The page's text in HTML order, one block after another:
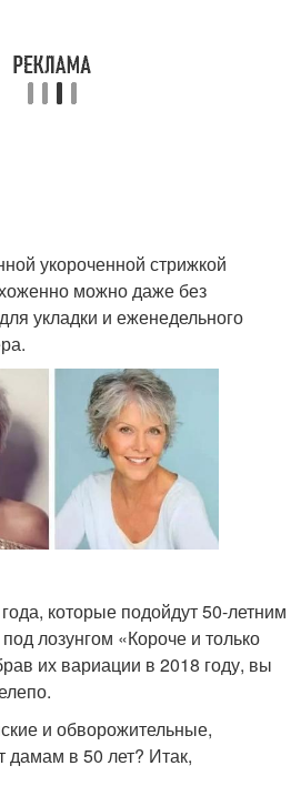
укороченной стрижкой
можно даже без
укладки и еженедельного
которые подойдут 50-летним
лозунгом «Короче и только
их вариации в 2018 году, вы
и обворожительные,
дамам в 50 лет? Итак,